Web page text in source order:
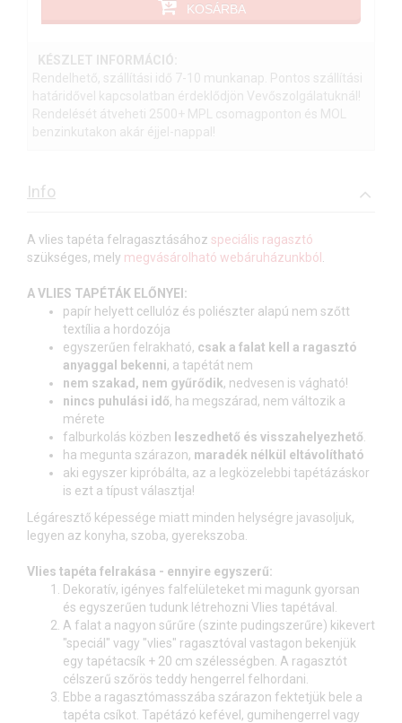
KOSÁRBA
KÉSZLET INFORMÁCIÓ:
Rendelhető, szállítási idő 7-10 munkanap. Pontos szállítási
határidővel kapcsolatban érdeklődjön Vevőszolgálatuknál!
Rendelését átveheti 2500+ MPL csomagponton és MOL
benzinkutakon akár éjjel-nappal!
Info
A vlies tapéta felragasztásához speciális ragasztó
szükséges, mely megvásárolható webáruházunkból
A VLIES TAPÉTÁK ELŐNYEI:
papír helyett cellulóz és poliészter alapú nem szőtt
textília a hordozója
egyszerűen felrakható, csak a falat kell a ragasztó
anyaggal bekenni, a tapétát nem
nem szakad, nem gyűrődik, nedvesen is vágható!
nincs puhulási idő, ha megszárad, nem változik a
mérete
falburkolás közben leszedhető és visszahelyezhető
ha megunta szárazon, maradék nélkül eltávolítható
aki egyszer kipróbálta, az a legközelebbi tapétázáskor
is ezt a típust választja!
Légáresztő képessége miatt minden helységre javasoljuk,
legyen az konyha, szoba, gyerekszoba.
Vlies tapéta felrakása - ennyire egyszerű:
Dekoratív, igényes falfelületeket mi magunk gyorsan
és egyszerűen tudunk létrehozni Vlies tapétával.
A falat a nagyon sűrűre (szinte pudingszerűre) kikevert
"speciál" vagy "vlies" ragasztóval vastagon bekenjük
egy tapétacsík + 20 cm szélességben. A ragasztót
célszerű szőrös teddy hengerrel felhordani.
Ebbe a ragasztómasszába szárazon fektetjük bele a
tapéta csíkot. Tapétázó kefével, gumihengerrel vagy